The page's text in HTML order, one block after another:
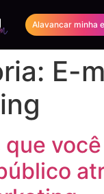
Alavancar minha
E-